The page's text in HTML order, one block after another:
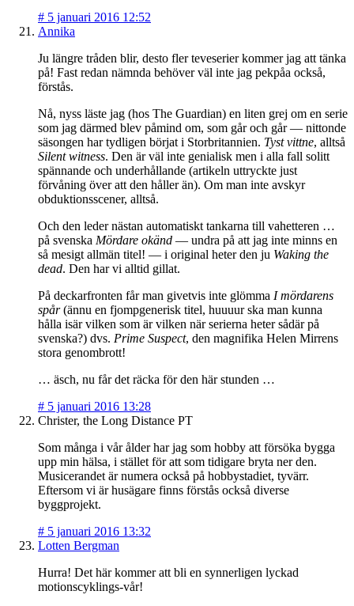
# 5 januari 2016 12:52
Annika
Ju längre tråden blir, desto fler teveserier kommer jag att tänka
på! Fast redan nämnda behöver väl inte jag pekpåa också,
förstås.
Nå, nyss läste jag (hos The Guardian) en liten grej om en serie
som jag därmed blev påmind om, som går och går — nittonde
säsongen har tydligen börjat i Storbritannien. Tyst vittne, alltså
Silent witness. Den är väl inte genialisk men i alla fall solitt
spännande och underhållande (artikeln uttryckte just
förvåning över att den håller än). Om man inte avskyr
obduktionsscener, alltså.
Och den leder nästan automatiskt tankarna till vahetteren …
på svenska Mördare okänd — undra på att jag inte minns en
så mesigt allmän titel! — i original heter den ju Waking the
dead. Den har vi alltid gillat.
På deckarfronten får man givetvis inte glömma I mördarens
spår(ännu en fjompgenerisk titel, huuuur ska man kunna
hålla isär vilken som är vilken när serierna heter sådär på
svenska?) dvs. Prime Suspect, den magnifika Helen Mirrens
stora genombrott!
… äsch, nu får det räcka för den här stunden …
# 5 januari 2016 13:28
Christer, the Long Distance PT
Som många i vår ålder har jag som hobby att försöka bygga
upp min hälsa, i stället för att som tidigare bryta ner den.
Musicerandet är numera också på hobbystadiet, tyvärr.
Eftersom vi är husägare finns förstås också diverse
byggprojekt.
# 5 januari 2016 13:32
Lotten Bergman
Hurra! Det här kommer att bli en synnerligen lyckad
motionscyklings-vår!